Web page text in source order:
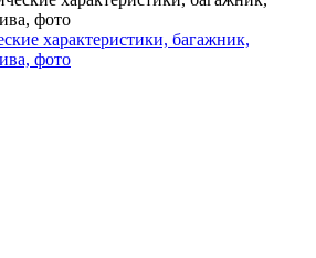
характеристики, багажник,
фото